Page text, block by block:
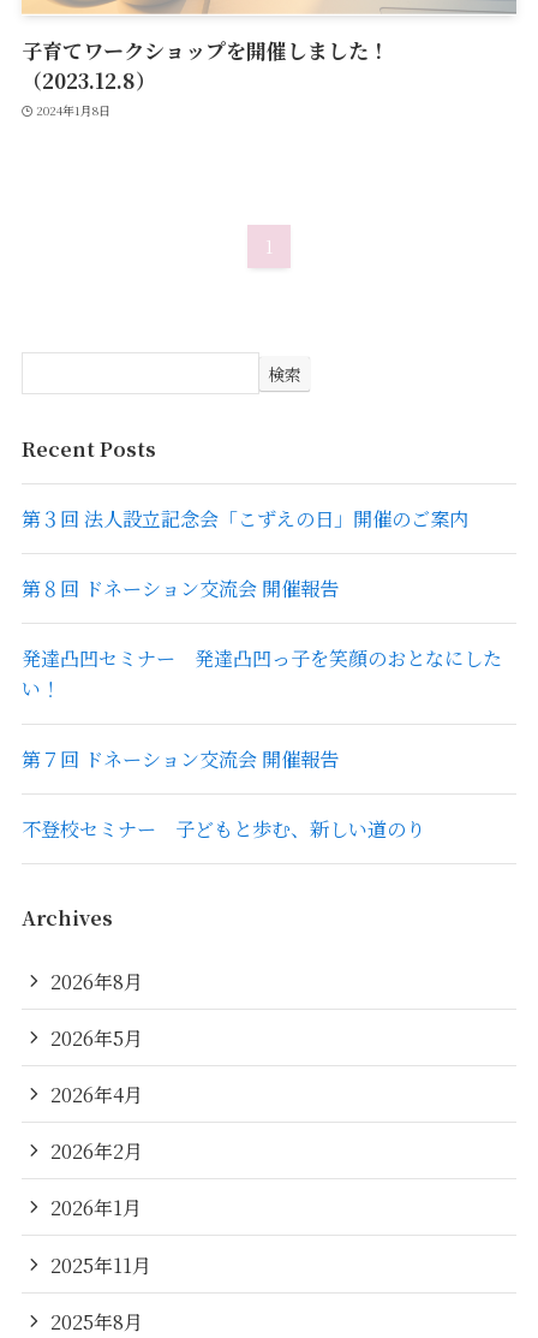
子育てワークショップを開催しました！
（2023.12.8）
2024年1月8日
1
検索
Recent Posts
第３回 法人設立記念会「こずえの日」開催のご案内
第８回 ドネーション交流会 開催報告
発達凸凹セミナー 発達凸凹っ子を笑顔のおとなにした
い！
第７回 ドネーション交流会 開催報告
不登校セミナー 子どもと歩む、新しい道のり
Archives
2026年8月
2026年5月
2026年4月
2026年2月
2026年1月
2025年11月
2025年8月